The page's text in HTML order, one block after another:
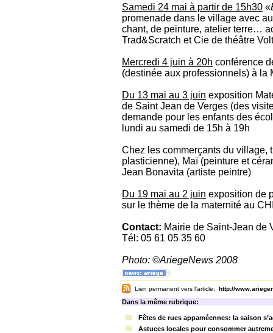
Samedi 24 mai à partir de 15h30 «
promenade dans le village avec
chant, de peinture, atelier terre…
Trad&Scratch et Cie de théâtre
Mercredi 4 juin à 20h conférence
(destinée aux professionnels) à la
Du 13 mai au 3 juin exposition
de Saint Jean de Verges (des
demande pour les enfants des
lundi au samedi de 15h à 19h
Chez les commerçants du village,
plasticienne), Maï (peinture et
Jean Bonavita (artiste peintre)
Du 19 mai au 2 juin exposition de
sur le thème de la maternité au
Contact: Mairie de Saint-Jean de
Tél: 05 61 05 35 60
Photo: ©AriegeNews 2008
Lien permanent vers l'article: http://
Dans la même rubrique:
Fêtes de rues appaméennes: la saison
Astuces locales pour consommer